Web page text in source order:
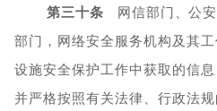
第三十条 网信部门、公安
部门，网络安全服务机构及其
设施安全保护工作中获取的信
并严格按照有关法律、行政法